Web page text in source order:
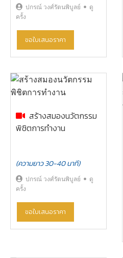
ปกรณ์ วงศ์รัตนพิบูลย์ ดู
ครั้ง
ขอใบเสนอราคา
สร้างสมองนวัตกรรม
พิชิตการทำงาน
(ความยาว 30-40 นาที)
ปกรณ์ วงศ์รัตนพิบูลย์ ดู
ครั้ง
ขอใบเสนอราคา